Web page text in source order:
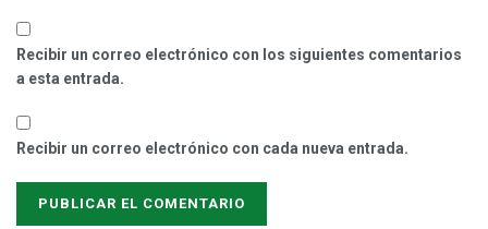
Recibir un correo electrónico con los siguientes comentarios
a esta entrada.
Recibir un correo electrónico con cada nueva entrada.